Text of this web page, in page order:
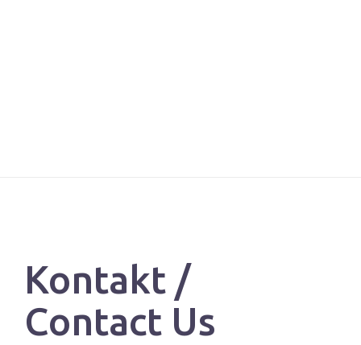
Kontakt /
Contact Us